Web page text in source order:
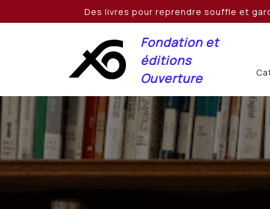
Des livres pour reprendre souffle et
Fondation et
éditions
Ouverture